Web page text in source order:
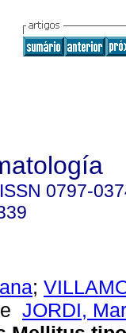
ISSN 0797-
;
e JORDI,